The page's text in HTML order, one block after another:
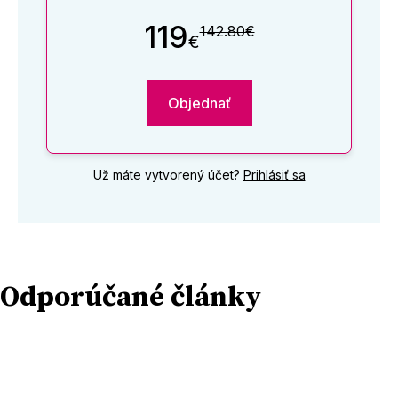
119€142.80€
Objednať
Už máte vytvorený účet? Prihlásiť sa
Odporúčané články